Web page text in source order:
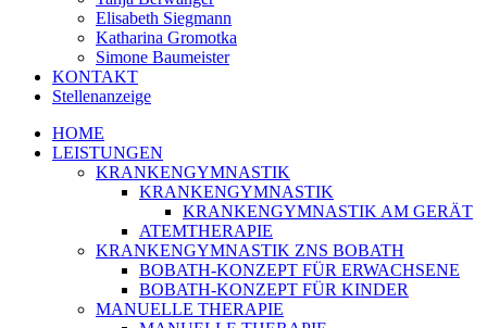
Elisabeth Siegmann
Katharina Gromotka
Simone Baumeister
KONTAKT
Stellenanzeige
HOME
LEISTUNGEN
KRANKENGYMNASTIK
KRANKENGYMNASTIK
KRANKENGYMNASTIK AM GERÄT
ATEMTHERAPIE
KRANKENGYMNASTIK ZNS BOBATH
BOBATH-KONZEPT FÜR ERWACHSENE
BOBATH-KONZEPT FÜR KINDER
MANUELLE THERAPIE